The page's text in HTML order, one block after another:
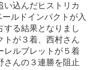
い込んだヒストリカ
ルドインパクトが入
する結果となりまし
トが３着、西村さん
レルブレットが５着
さんの３連勝を阻止